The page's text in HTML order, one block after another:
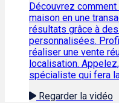
Découvrez
maison en une
résultats grâce à
personnalisées.
réaliser une vente
localisation.
spécialiste qui fera
Regarder la vidéo